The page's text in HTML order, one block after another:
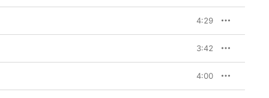
4:29
3:42
4:00